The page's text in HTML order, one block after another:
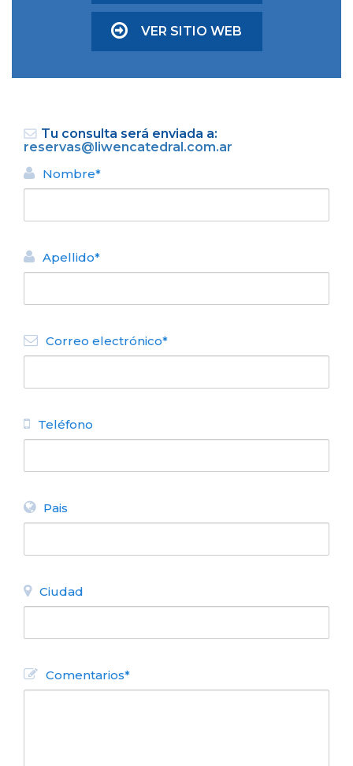
Cabañas Liwen
(0294) 4460055
VER SITIO WEB
Tu consulta será enviada a:
reservas@liwencatedral.com.ar
Nombre*
Apellido*
Correo electrónico*
Teléfono
Pais
Ciudad
Comentarios*